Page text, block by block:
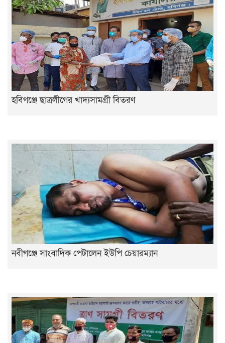
হবিগঞ্জে ছাত্রলীগের খাদ্যসামগ্রী বিতরণ
নবীগঞ্জে সাংবাদিক পেটালেন ইউপি চেয়ারম্যান